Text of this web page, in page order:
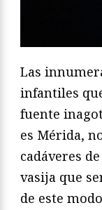
Las
infantiles
fuente
es Mérida,
cadáveres
vasija que
de este